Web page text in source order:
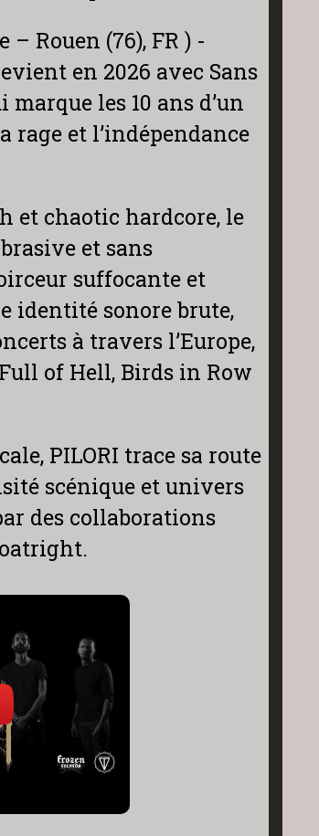
– Rouen (76), FR ) -
en 2026 avec Sans
les 10 ans d’un
rage et l’indépendance
et chaotic hardcore, le
et sans
suffocante et
identité sonore brute,
à travers l’Europe,
of Hell, Birds in Row
PILORI trace sa route
scénique et univers
des collaborations